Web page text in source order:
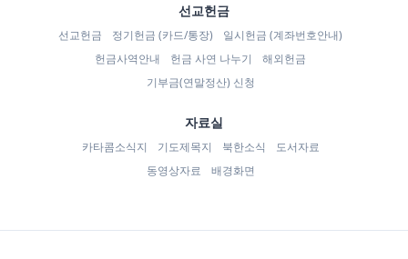
선교헌금
선교헌금 정기헌금 (카드/통장)
일시헌금 (계좌번호안내)
헌금사역안내
헌금 사연 나누기
해외헌금
기부금(연말정산) 신청
자료실
카타콤소식지 기도제목지 북한소식
도서자료
동영상자료
배경화면